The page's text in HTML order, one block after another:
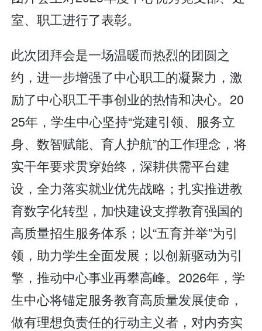
室、职工进行了表彰。
此次团拜会是一场温暖而热烈的团圆之
约，进一步增强了中心职工的凝聚力，激
励了中心职工干事创业的热情和决心。20
25年，学生中心坚持“党建引领、服务立
身、数智赋能、育人护航”的工作理念，将
实干年要求贯穿始终，深耕供需平台建
设，全力落实就业优先战略；扎实推进教
育数字化转型，加快建设支撑教育强国的
高质量招生服务体系；以“五育并举”为引
领，助力学生全面发展；以创新驱动为引
擎，推动中心事业再攀高峰。2026年，学
生中心将锚定服务教育高质量发展使命，
做有理想负责任的行动主义者，对内夯实